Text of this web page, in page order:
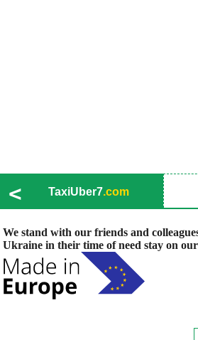
< TaxiUber7.com
We stand with our friends and
Ukraine in their time of need stay on